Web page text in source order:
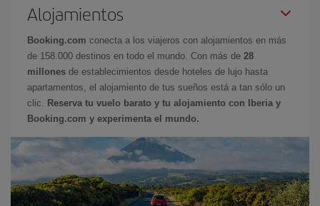
Alojamientos
Booking.com conecta a los viajeros con alojamientos en más
de 158.000 destinos en todo el mundo. Con más de 28
millones de establecimientos desde hoteles de lujo hasta
apartamentos, el alojamiento de tus sueños está a tan sólo un
clic.
Reserva tu vuelo barato y tu alojamiento con Iberia y
Booking.com y experimenta el mundo.